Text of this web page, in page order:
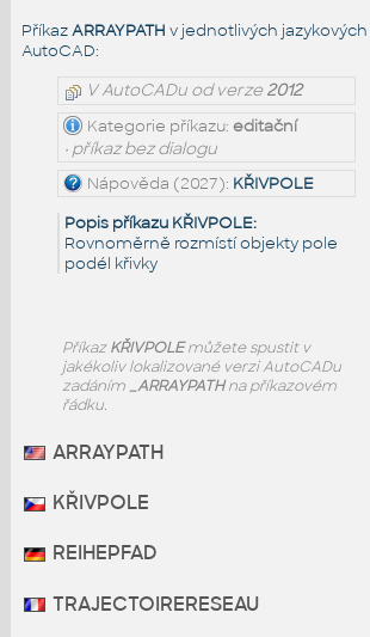
PříkazARRAYPATH v jednotlivých
AutoCAD:
V AutoCADu od verze2012
Kategorie příkazu: editační
• příkaz bez dialogu
Nápověda (2027): KŘIVPOLE
Popis příkazu KŘIVPOLE:
Rovnoměrně rozmístí objekty pole
podél křivky
PříkazKŘIVPOLEmůžete spustit v
jakékoliv lokalizované verzi AutoCADu
zadáním _ARRAYPATHna příkazovém
řádku.
ARRAYPATH
KŘIVPOLE
REIHEPFAD
TRAJECTOIRERESEAU